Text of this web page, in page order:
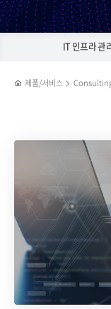
IT 인프라 관
제품/서비스